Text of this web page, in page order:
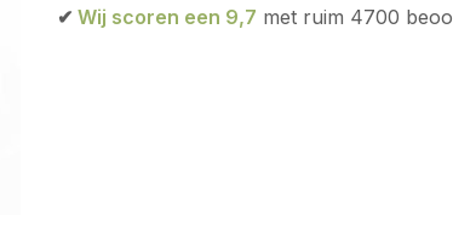
✔ Wij scoren een 9,7 met ruim 4700